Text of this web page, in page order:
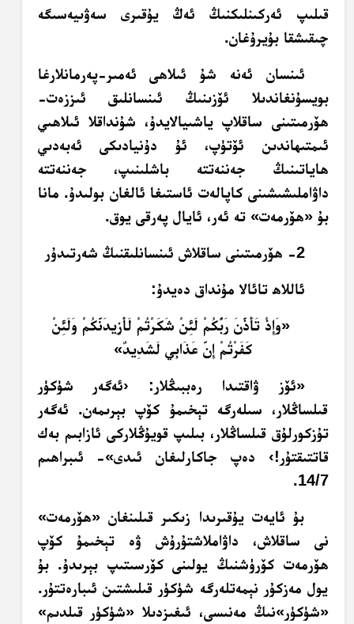
قىلىپ ئەركىنلىكنىڭ ئەڭ يۇقىرى سەۋىيەسىگە
چىقىشقا بۇيرۇغان.
ئىنسان ئەنە شۇ ئىلاھى ئەمىر-پەرمانلارغا
بويسۇنغاندىلا ئۆزىنىڭ ئىنسانلىق ئىززەت-
ھۆرمىتىنى ساقلاپ ياشىيالايدۇ، شۇنداقلا ئىلاھىي
ئىمتىھاندىن ئۆتۈپ، ئۇ دۇنيادىكى ئەبەدىي
ھاياتىنىڭ جەننەتتە باشلىنىپ، جەننەتتە
داۋاملىشىشىنى كاپالەت ئاستىغا ئالغان بولىدۇ. مانا
بۇ «ھۆرمەت» تە ئەر، ئايال پەرقى يوق.
2- ھۆرمىتىنى ساقلاش ئىنسانلىقنىڭ شەرتىدۇر
ئاللاھ تائالا مۇنداق دەيدۇ:
«وَإِذْ تَأَذَّنَ رَبُّكُمْ لَئِنْ شَكَرْتُمْ لَأَزِيدَنَّكُمْ وَلَئِنْ
كَفَرْتُمْ إِنَّ عَذَابِي لَشَدِيدٌ»
«ئۆز ۋاقتىدا رەببىڭلار: ‹ئەگەر شۈكۈر
قىلساڭلار، سىلەرگە تېخىمۇ كۆپ بېرىمەن. ئەگەر
تۇزكورلۇق قىلساڭلار، بىلىپ قويۇڭلاركى ئازابىم بەك
قاتتىقتۇر!› دەپ جاكارلىغان ئىدى»- ئىبراھىم
14/7.
بۇ ئايەت يۇقىرىدا زىكىر قىلىنغان «ھۆرمەت»
نى ساقلاش، داۋاملاشتۇرۇش ۋە تېخىمۇ كۆپ
ھۆرمەت كۆرۈشنىڭ يولىنى كۆرسىتىپ بېرىدۇ. بۇ
يول مەزكۇر نېمەتلەرگە شۈكۈر قىلىشتىن ئىبارەتتۇر.
«شۈكۈر»نىڭ مەنىسى، ئىغىزدىلا «شۈكۈر قىلدىم»